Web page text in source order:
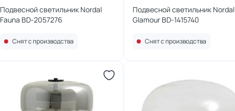
Подвесной светильник Nordal
Fauna BD-2057276
Снят с производства
Подвесной светильник Nordal
Glamour BD-1415740
Снят с производства